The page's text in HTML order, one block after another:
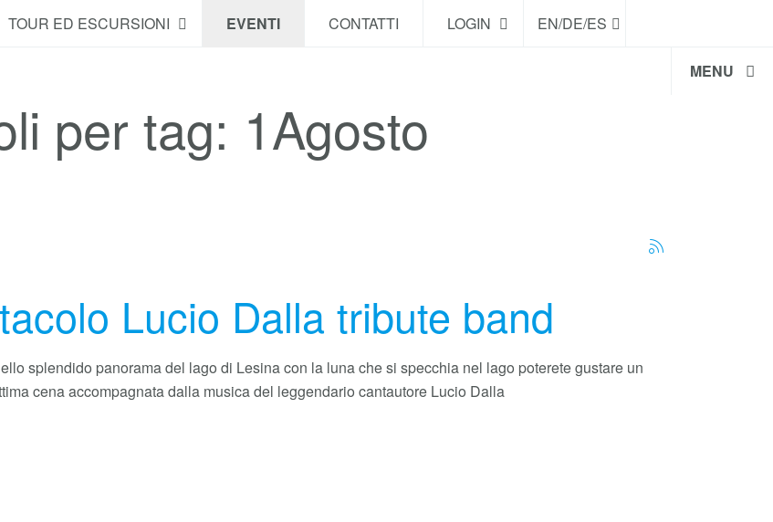
TOUR ED ESCURSIONI EVENTI CONTATTI LOGIN EN/DE/ES
MENU
per tag: 1Agosto
Lucio Dalla tribute band
splendido panorama del lago di Lesina con la luna che si specchia nel lago poterete gustare un
cena accompagnata dalla musica del leggendario cantautore Lucio Dalla